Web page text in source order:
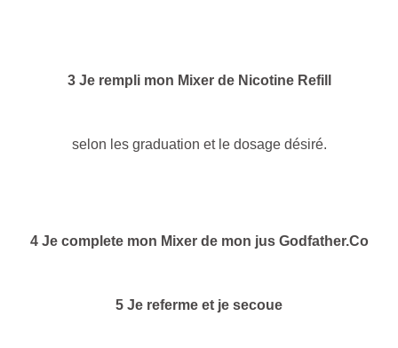
3 Je rempli mon Mixer de Nicotine Refill
selon les graduation et le dosage désiré.
4 Je complete mon Mixer de mon jus Godfather.Co
5 Je referme et je secoue